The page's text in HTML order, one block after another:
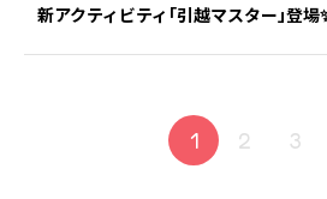
新アクティビティ「引越マスター」登場
1 2 3